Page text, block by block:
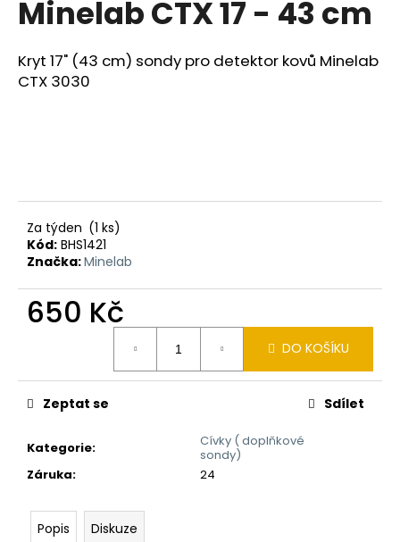
Minelab CTX 17 - 43 cm
Kryt 17" (43 cm) sondy pro detektor kovů Minelab
CTX 3030
Za týden (1 ks)
Kód: BHS1421
Značka:Minelab
650 Kč
DO KOŠÍKU
Kategorie:
Cívky ( doplňkové
sondy)
Záruka: 24
Zeptat se Sdílet
Popis Diskuze
a
í
t
HLEDAT
D
o
p
u
č
m